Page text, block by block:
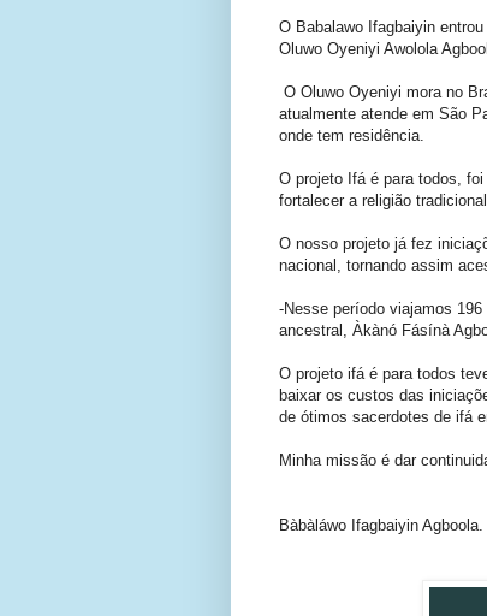
O Babalawo Ifagbaiyin
Oluwo Oyeniyi Awolola
O Oluwo Oyeniyi mora no
atualmente atende em São
onde tem residência.
O projeto Ifá é para todos,
fortalecer a religião
O nosso projeto já fez
nacional, tornando assim
-Nesse período viajamos
ancestral, Àkànó Fásínà
O projeto ifá é para todos
baixar os custos das
de ótimos sacerdotes de ifá
Minha missão é dar
Bàbàláwo Ifagbaiyin Agboola.